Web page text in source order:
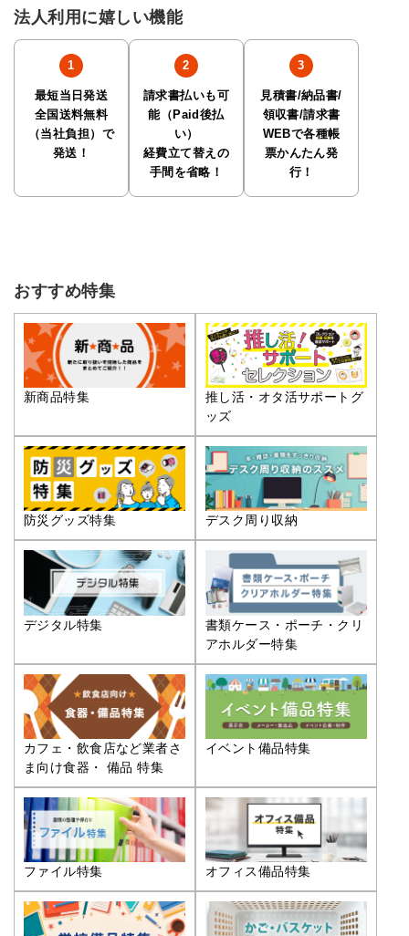
法人利用に嬉しい機能
最短当日発送
全国送料無料
（当社負担）で
発送！
請求書払いも可
能（Paid後払
い）
経費立て替えの
手間を省略！
見積書/納品書/
領収書/請求書
WEBで各種帳
票かんたん発
行！
おすすめ特集
新商品特集
推し活・オタ活サポートグ
ッズ
防災グッズ特集 デスク周り収納
デジタル特集
書類ケース・ポーチ・クリ
アホルダー特集
カフェ・飲食店など業者さ
ま向け食器・ 備品 特集
イベント備品特集
ファイル特集 オフィス備品特集